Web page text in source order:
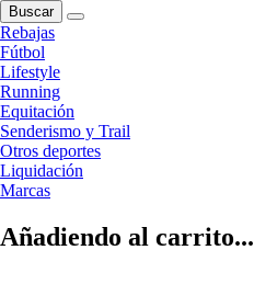
Buscar
Rebajas
Fútbol
Lifestyle
Running
Equitación
Senderismo y Trail
Otros deportes
Liquidación
Marcas
Añadiendo al carrito...